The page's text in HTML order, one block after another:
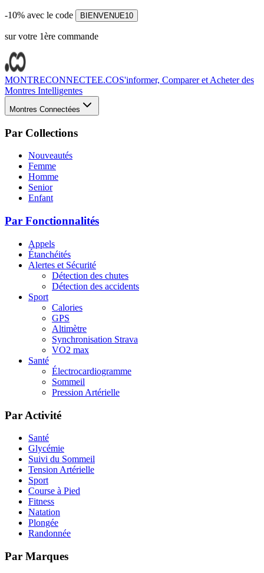
-10% avec le code BIENVENUE10
sur votre 1ère commande
MONTRECONNECTEE.COS'informer, Comparer et Acheter des
Montres Intelligentes
Montres Connectées
Par Collections
Nouveautés
Femme
Homme
Senior
Enfant
Par Fonctionnalités
Appels
Étanchéités
Alertes et Sécurité
Détection des chutes
Détection des accidents
Sport
Calories
GPS
Altimètre
Synchronisation Strava
VO2 max
Santé
Électrocardiogramme
Sommeil
Pression Artérielle
Par Activité
Santé
Glycémie
Suivi du Sommeil
Tension Artérielle
Sport
Course à Pied
Fitness
Natation
Plongée
Randonnée
Par Marques